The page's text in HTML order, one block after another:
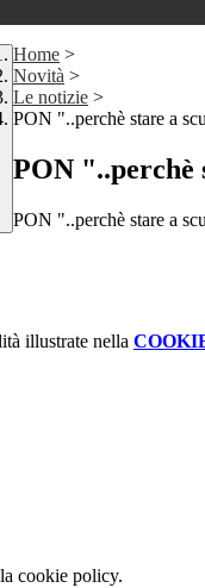
Home >
Novità >
Le notizie >
PON "..perchè stare a
PON "..perchè
PON "..perchè stare a
illustrate nella
cookie policy.